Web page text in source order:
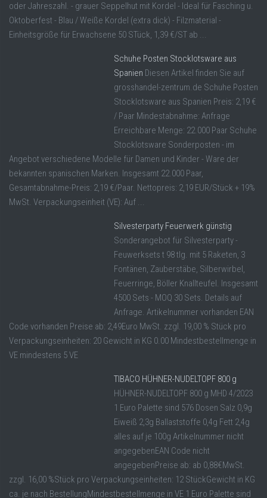
oder Jahreszahl. - grauer Seppelhut mit Kordel - Ideal für Fasching u.
Oktoberfest - Blau / Weiße Kordel (extra dick) - Filzmaterial -
Einheitsgröße für Erwachsene 50 STück, 1,39 €/ST ab ...
Schuhe Posten Stocklotsware aus
Spanien Diesen Artikel finden Sie auf
grosshandel-zentrum.de Schuhe Posten
Stocklotsware aus Spanien Preis: 2,19 €
/ Paar Mindestabnahme: Anfrage
Erreichbare Menge: 22.000 Paar Schuhe
Stocklotsware Sonderposten - im
Angebot verschiedene Modelle für Damen und Kinder - Ware der
bekannten spanischen Marken. Insgesamt 22.000 Paar,
Gesamtabnahme-Preis: 2,19 €/Paar. Nettopreis: 2,19 EUR/Stück + 19%
MwSt. Verpackungseinheit (VE): Auf ...
Silvesterparty Feuerwerk günstig
Sonderangebot für Silvesterparty -
Feuwerksets t 98 tlg. mit 5 Raketen, 3
Fontänen, Zauberstäbe, Silberwirbel,
Feuerringe, Böller Knallteufel. Insgesamt
4500 Sets - MOQ 30 Sets. Details auf
Anfrage. Artikelnummer vorhanden EAN
Code vorhanden Preise ab: 2,49Euro MwSt. zzgl. 19,00 % Stück pro
Verpackungseinheiten: 20 Gewicht in KG 0.00 Mindestbestellmenge in
VE mindestens 5 VE
TIBACO HÜHNER-NUDELTOPF 800 g
HÜHNER-NUDELTOPF 800 g MHD 4/2023
1 Euro Palette sind 576 Dosen Salz 0,9g
Eiweiß 2,3g Ballaststoffe 0,4g Fett 2,4g
alles auf je 100g Artikelnummer nicht
angegebenEAN Code nicht
angegebenPreise ab: ab 0,88€MwSt.
zzgl. 16,00 %Stück pro Verpackungseinheiten: 12 StückGewicht in KG
ca. je nach BestellungMindestbestellmenge in VE 1 Euro Palette sind